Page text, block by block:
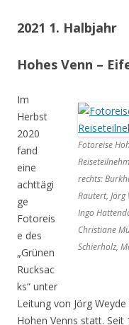
2021 1. Halbjahr
Hohes Venn –
Fotoreise
rechts:
Rautert, Jörg
Ingo
Christiane
Schierholz,
Im
Herbst
2020
fand
eine
achttägi
ge
Fotoreis
e des
„Grünen
Rucksac
ks“ unter
Leitung von Jörg
Hohen Venns statt.